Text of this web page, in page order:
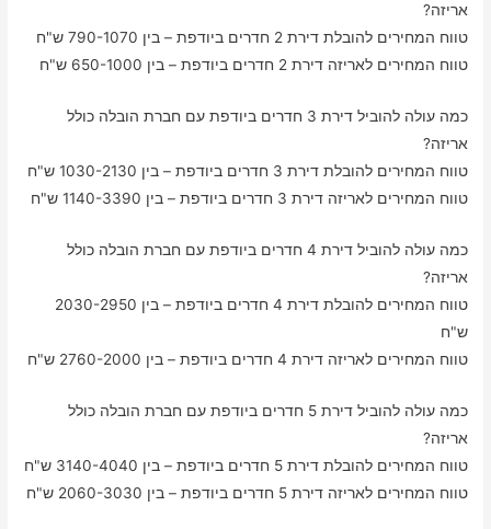
אריזה?
טווח המחירים להובלת דירת 2 חדרים ביודפת – בין 790-1070 ש"ח
טווח המחירים לאריזה דירת 2 חדרים ביודפת – בין 650-1000 ש"ח
כמה עולה להוביל דירת 3 חדרים ביודפת עם חברת הובלה כולל
אריזה?
טווח המחירים להובלת דירת 3 חדרים ביודפת – בין 1030-2130 ש"ח
טווח המחירים לאריזה דירת 3 חדרים ביודפת – בין 1140-3390 ש"ח
כמה עולה להוביל דירת 4 חדרים ביודפת עם חברת הובלה כולל
אריזה?
טווח המחירים להובלת דירת 4 חדרים ביודפת – בין 2030-2950
ש"ח
טווח המחירים לאריזה דירת 4 חדרים ביודפת – בין 2760-2000 ש"ח
כמה עולה להוביל דירת 5 חדרים ביודפת עם חברת הובלה כולל
אריזה?
טווח המחירים להובלת דירת 5 חדרים ביודפת – בין 3140-4040 ש"ח
טווח המחירים לאריזה דירת 5 חדרים ביודפת – בין 2060-3030 ש"ח